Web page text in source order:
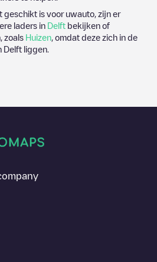
geschikt is voor uwauto, zijn er
laders in Delft bekijken of
zoals Huizen , omdat deze zich in de
Delft liggen.